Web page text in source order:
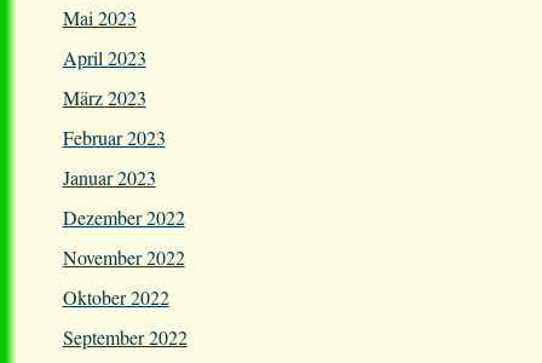
Mai 2023
April 2023
März 2023
Februar 2023
Januar 2023
Dezember 2022
November 2022
Oktober 2022
September 2022